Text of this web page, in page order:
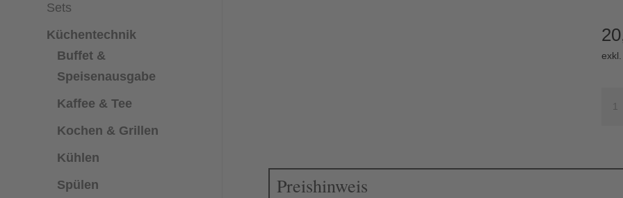
Sets
Küchentechnik
Buffet &
Speisenausgabe
Kaffee & Tee
Kochen & Grillen
Kühlen
Spülen
Preishinweis